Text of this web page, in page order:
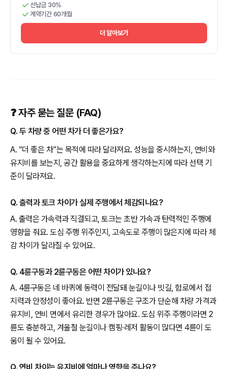
선납금 30%
계약기간 60개월
더 알아보기
❓ 자주 묻는 질문 (FAQ)
Q. 두 차량 중 어떤 차가 더 좋은가요?
A. “더 좋은 차”는 목적에 따라 달라져요. 성능을 중시하는지, 연비와
유지비를 보는지, 공간 활용을 중요하게 생각하는지에 따라 선택 기
준이 달라져요.
Q. 출력과 토크 차이가 실제 주행에서 체감되나요?
A. 출력은 가속력과 직결되고, 토크는 초반 가속과 탄력적인 주행에
영향을 줘요. 도심 주행 위주인지, 고속도로 주행이 많은지에 따라 체
감 차이가 달라질 수 있어요.
Q. 4륜구동과 2륜구동은 어떤 차이가 있나요?
A. 4륜구동은 네 바퀴에 동력이 전달돼 눈길이나 빗길, 험로에서 접
지력과 안정성이 좋아요. 반면 2륜구동은 구조가 단순해 차량 가격과
유지비, 연비 면에서 유리한 경우가 많아요. 도심 위주 주행이라면 2
륜도 충분하고, 겨울철 눈길이나 캠핑·레저 활동이 많다면 4륜이 도
움이 될 수 있어요.